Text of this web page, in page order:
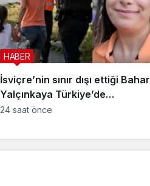
İsviçre’nin sınır dışı ettiği Bahar
Yalçınkaya Türkiye’de
tutuklandı, 15 aylık bebeğiyle
HABER
24 saat önce